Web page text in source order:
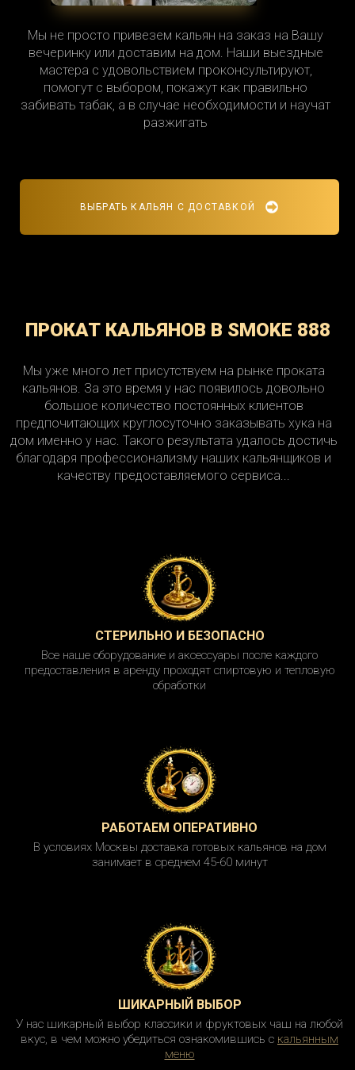
Мы не просто привезем кальян на заказ на Вашу
вечеринку или доставим на дом. Наши выездные
мастера с удовольствием проконсультируют,
помогут с выбором, покажут как правильно
забивать табак, а в случае необходимости и научат
разжигать
ВЫБРАТЬ КАЛЬЯН С ДОСТАВКОЙ
ПРОКАТ КАЛЬЯНОВ В SMOKE 888
Мы уже много лет присутствуем на рынке проката
кальянов. За это время у нас появилось довольно
большое количество постоянных клиентов
предпочитающих круглосуточно заказывать хука на
дом именно у нас. Такого результата удалось достичь
благодаря профессионализму наших кальянщиков и
качеству предоставляемого сервиса...
СТЕРИЛЬНО И БЕЗОПАСНО
Все наше оборудование и аксессуары после каждого
предоставления в аренду проходят спиртовую и тепловую
обработки
РАБОТАЕМ ОПЕРАТИВНО
В условиях Москвы доставка готовых кальянов на дом
занимает в среднем 45-60 минут
ШИКАРНЫЙ ВЫБОР
У нас шикарный выбор классики и фруктовых чаш на любой
вкус, в чем можно убедиться ознакомившись с кальянным
меню